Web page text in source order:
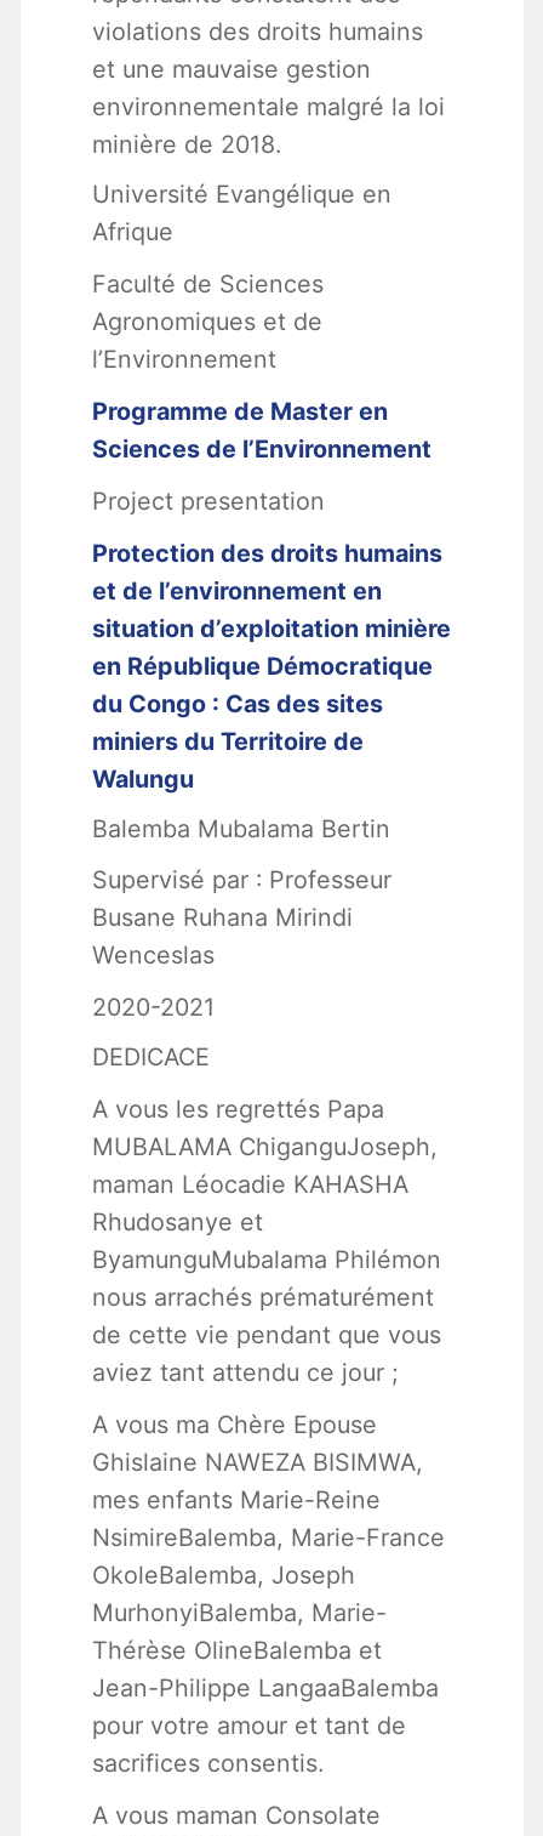
violations des droits humains
et une mauvaise gestion
environnementale malgré la loi
minière de 2018.
Université Evangélique en
Afrique
Faculté de Sciences
Agronomiques et de
l’Environnement
Programme de Master en
Sciences de l’Environnement
Project presentation
Protection des droits humains
et de l’environnement en
situation d’exploitation minière
en République Démocratique
du Congo : Cas des sites
miniers du Territoire de
Walungu
Balemba Mubalama Bertin
Supervisé par : Professeur
Busane Ruhana Mirindi
Wenceslas
2020-2021
DEDICACE
A vous les regrettés Papa
MUBALAMA ChiganguJoseph,
maman Léocadie KAHASHA
Rhudosanye et
ByamunguMubalama Philémon
nous arrachés prématurément
de cette vie pendant que vous
aviez tant attendu ce jour ;
A vous ma Chère Epouse
Ghislaine NAWEZA BISIMWA,
mes enfants Marie-Reine
NsimireBalemba, Marie-France
OkoleBalemba, Joseph
MurhonyiBalemba, Marie-
Thérèse OlineBalemba et
Jean-Philippe LangaaBalemba
pour votre amour et tant de
sacrifices consentis.
A vous maman Consolate